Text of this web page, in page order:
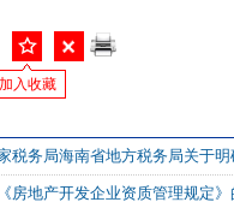
加入收藏
税务局海南省地方税务局关于
房地产开发企业资质管理规定》